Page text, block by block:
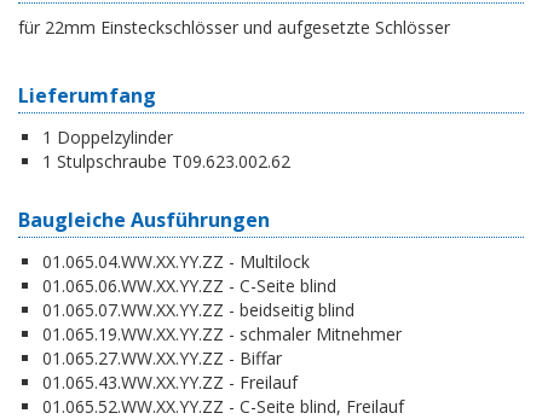
für 22mm Einsteckschlösser und aufgesetzte Schlösser
Lieferumfang
1 Doppelzylinder
1 Stulpschraube T09.623.002.62
Baugleiche Ausführungen
01.065.04.WW.XX.YY.ZZ - Multilock
01.065.06.WW.XX.YY.ZZ - C-Seite blind
01.065.07.WW.XX.YY.ZZ - beidseitig blind
01.065.19.WW.XX.YY.ZZ - schmaler Mitnehmer
01.065.27.WW.XX.YY.ZZ - Biffar
01.065.43.WW.XX.YY.ZZ - Freilauf
01.065.52.WW.XX.YY.ZZ - C-Seite blind, Freilauf